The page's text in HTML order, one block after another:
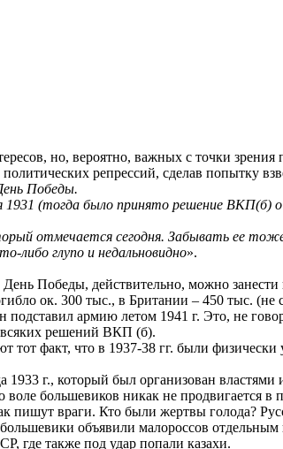
но, вероятно, важных с точки
репрессий, сделав попытку
Победы.
(тогда было принято решение ВКП(б)
отмечается сегодня. Забывать ее
либо глупо и недальновидно».
День Победы, действительно, можно
ок. 300 тыс., в Британии – 450 тыс. (не
армию летом 1941 г. Это, не
всяких решений ВКП (б).
тот факт, что в 1937-38 гг. были
1933 г., который был организован
большевиков никак не продвигается
пишут враги. Кто были жертвы голода?
объявили малороссов
где также под удар попали казахи.